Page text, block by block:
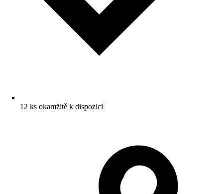
12 ks okamžitě k dispozici